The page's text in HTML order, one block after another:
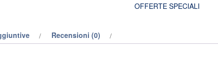
OFFERTE SPECIALI
Recensioni (0)